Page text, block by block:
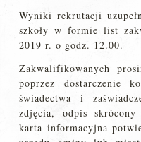
Wyniki rekrutacji
szkoły w formie list
2019 r. o godz. 12.00.
Zakwalifikowanych
poprzez dostarczenie
świadectwa i
zdjęcia, odpis
karta informacyjna